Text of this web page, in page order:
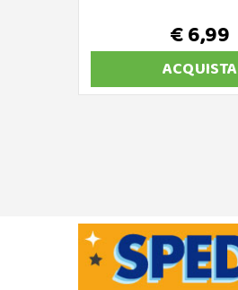
€ 6,99
ACQUISTA